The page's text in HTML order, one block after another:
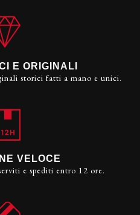
E ORIGINALI
storici fatti a mano e unici.
VELOCE
e spediti entro 12 ore.